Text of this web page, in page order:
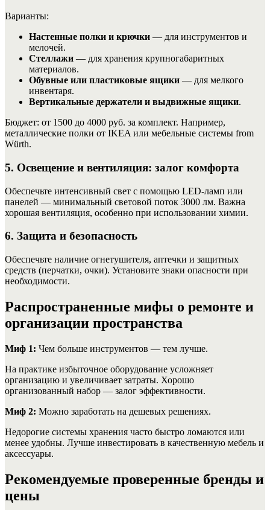
Варианты:
Настенные полки и крючки — для инструментов и
мелочей.
Стеллажи — для хранения крупногабаритных
материалов.
Обувные или пластиковые ящики — для мелкого
инвентаря.
Вертикальные держатели и выдвижные ящики.
Бюджет: от 1500 до 4000 руб. за комплект. Например,
металлические полки от IKEA или мебельные системы from
Würth.
5. Освещение и вентиляция: залог комфорта
Обеспечьте интенсивный свет с помощью LED-ламп или
панелей — минимальный световой поток 3000 лм. Важна
хорошая вентиляция, особенно при использовании химии.
6. Защита и безопасность
Обеспечьте наличие огнетушителя, аптечки и защитных
средств (перчатки, очки). Установите знаки опасности при
необходимости.
Распространенные мифы о ремонте и
организации пространства
Миф 1: Чем больше инструментов — тем лучше.
На практике избыточное оборудование усложняет
организацию и увеличивает затраты. Хорошо
организованный набор — залог эффективности.
Миф 2: Можно заработать на дешевых решениях.
Недорогие системы хранения часто быстро ломаются или
менее удобны. Лучше инвестировать в качественную мебель и
аксессуары.
Рекомендуемые проверенные бренды и
цены